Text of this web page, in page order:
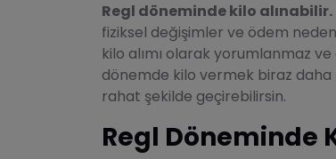
Regl döneminde kilo alınabilir.
fiziksel değişimler ve ödem
kilo alımı olarak yorumlanmaz
dönemde kilo vermek biraz
rahat şekilde geçirebilirsin.
Regl Döneminde